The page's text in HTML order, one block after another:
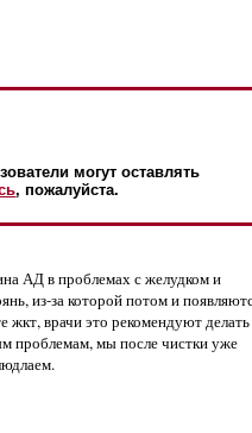
могут оставлять
, пожалуйста.
АД в проблемах с желудком и
из-за которой потом и
жкт, врачи это рекомендуют делать
проблемам, мы после чистки уже